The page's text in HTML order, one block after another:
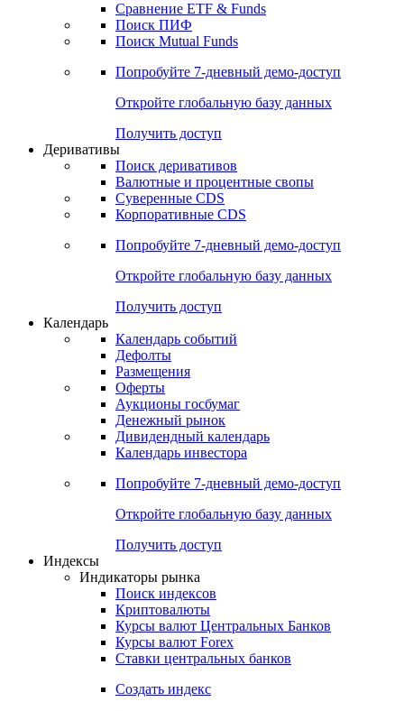
Получить доступ
ETF & Funds
Сравнение ETF & Funds
Поиск Mutual Funds
Попробуйте7-дневный
Откройте глобальную базу данных
Получить доступ
Деривативы
Валютные и процентные свопы
Корпоративные CDS
Попробуйте7-дневный
Откройте глобальную базу данных
Получить доступ
Календарь
Календарь событий
Дефолты
Размещения
Оферты
Денежный рынок
Календарь инвестора
Попробуйте7-дневный
Откройте глобальную базу данных
Получить доступ
Индикаторы рынка
Поиск индексов
Курсы валют Центральных Банков